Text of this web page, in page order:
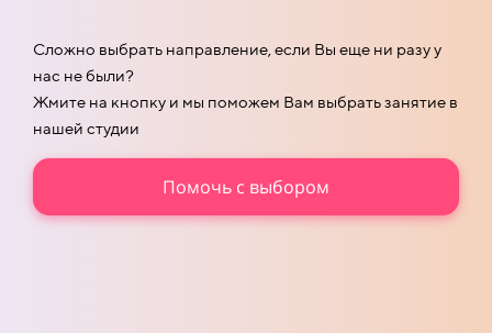
Сложно выбрать направление, если Вы еще ни разу у
нас не были?
Жмите на кнопку и мы поможем Вам выбрать занятие в
нашей студии
Помочь с выбором